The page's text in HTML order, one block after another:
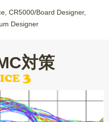
CR5000/Board Designer,
Designer
対策